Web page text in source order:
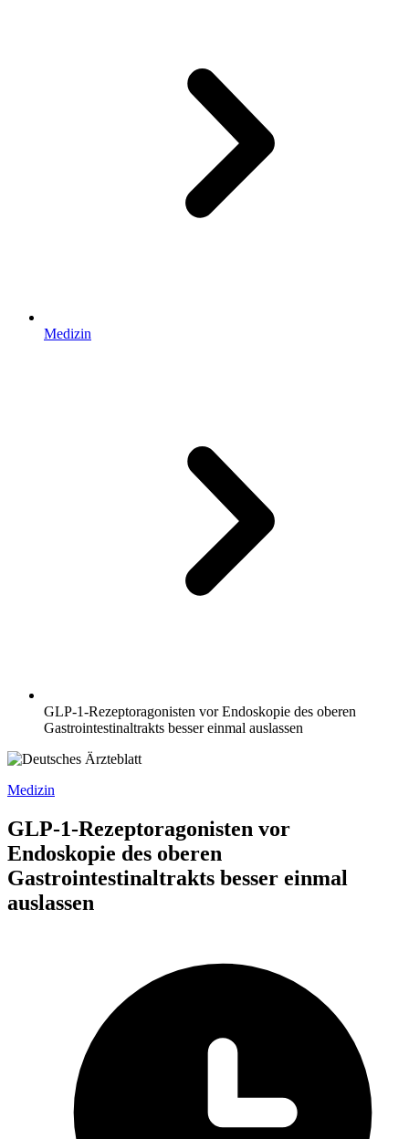
Medizin
GLP-1-Rezeptoragonisten vor Endoskopie des oberen
Gastrointestinaltrakts besser einmal auslassen
Medizin
GLP-1-Rezeptoragonisten vor
Endoskopie des oberen
Gastrointestinaltrakts besser einmal
auslassen